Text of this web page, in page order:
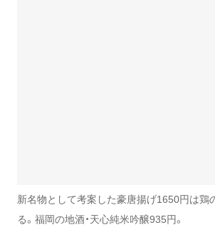
新名物として考案した豪唐揚げ1650円は鶏
る。福岡の地酒・天心純米吟醸935円。